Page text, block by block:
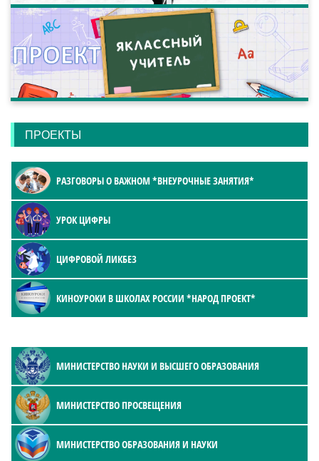
ПРОЕКТЫ
РАЗГОВОРЫ О ВАЖНОМ *ВНЕУРОЧНЫЕ ЗАНЯТИЯ*
УРОК ЦИФРЫ
ЦИФРОВОЙ ЛИКБЕЗ
КИНОУРОКИ В ШКОЛАХ РОССИИ *НАРОД ПРОЕКТ*
МИНИСТЕРСТВО НАУКИ И ВЫСШЕГО ОБРАЗОВАНИЯ
МИНИСТЕРСТВО ПРОСВЕЩЕНИЯ
МИНИСТЕРСТВО ОБРАЗОВАНИЯ И НАУКИ